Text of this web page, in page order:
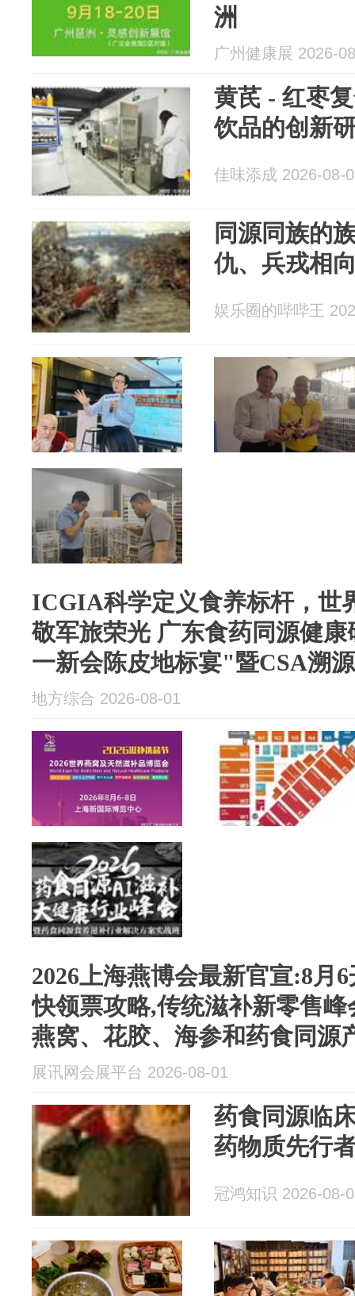
洲
广州健康展 2026-
黄芪 - 红枣
饮品的创新
佳味添成 2026-08-
同源同族的
仇、兵戎相
娱乐圈的哔哔王
ICGIA科学定义食养标杆，世
敬军旅荣光 广东食药同源健
一新会陈皮地标宴"暨CSA溯
地方综合 2026-08-01
2026上海燕博会最新官宣:8月
快领票攻略,传统滋补新零售
燕窝、花胶、海参和药食同源
展讯网会展平台 2026-08-01
药食同源临
药物质先行
冠鸿知识 2026-08-